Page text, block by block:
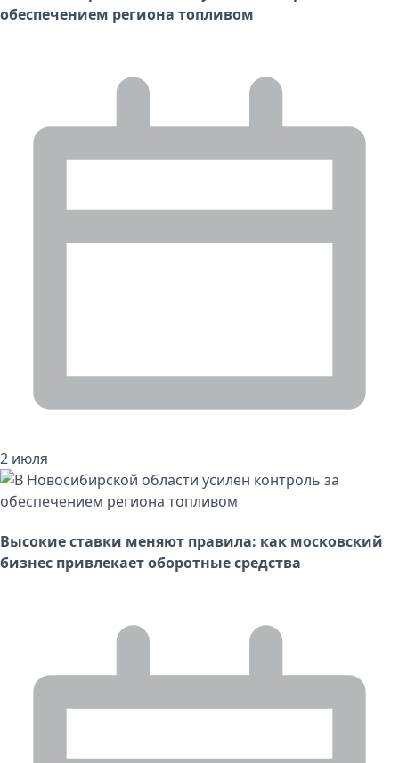
обеспечением региона топливом
2 июля
Высокие ставки меняют правила: как московский
бизнес привлекает оборотные средства